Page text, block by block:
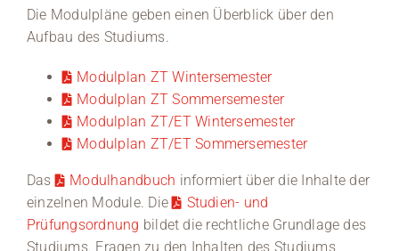
Die Modulpläne geben einen Überblick über den
Aufbau des Studiums.
Modulplan ZT Wintersemester
Modulplan ZT Sommersemester
Modulplan ZT/ET Wintersemester
Modulplan ZT/ET Sommersemester
Das Modulhandbuch informiert über die Inhalte der
einzelnen Module. Die
Studien- und
Prüfungsordnung bildet die rechtliche Grundlage des
Studiums. Fragen zu den Inhalten des Studiums